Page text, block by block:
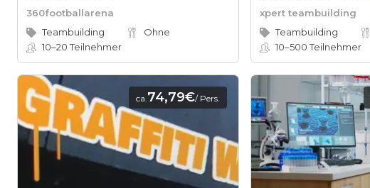
360footballarena
Teambuilding
Ohne
10–20Teilnehmer
xpert teambuilding
Teambuilding
10–500Teilnehmer
ca.74,79€/ Pers.